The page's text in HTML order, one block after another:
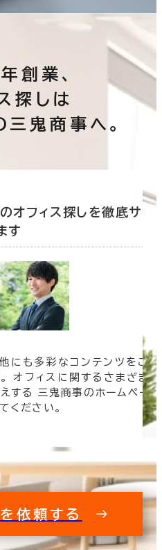
創業、
探しは
鬼商事へ。
オフィス探しを徹底サ
す
にも多彩なコンテンツをご
オフィスに関するさまざま
する 三鬼商事のホームペー
ください。
依頼する